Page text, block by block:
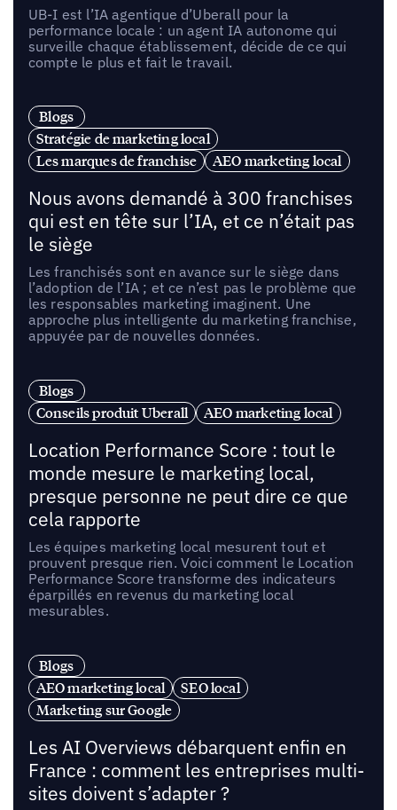
UB-I est l’IA agentique d’Uberall pour la
performance locale : un agent IA autonome qui
surveille chaque établissement, décide de ce qui
compte le plus et fait le travail.
Blogs
Stratégie de marketing local
Les marques de franchise
AEO marketing local
Nous avons demandé à 300 franchises
qui est en tête sur l’IA, et ce n’était pas
le siège
Les franchisés sont en avance sur le siège dans
l’adoption de l’IA ; et ce n’est pas le problème que
les responsables marketing imaginent. Une
approche plus intelligente du marketing franchise,
appuyée par de nouvelles données.
Blogs
Conseils produit Uberall
AEO marketing local
Location Performance Score : tout le
monde mesure le marketing local,
presque personne ne peut dire ce que
cela rapporte
Les équipes marketing local mesurent tout et
prouvent presque rien. Voici comment le Location
Performance Score transforme des indicateurs
éparpillés en revenus du marketing local
mesurables.
Blogs
AEO marketing local
SEO local
Marketing sur Google
Les AI Overviews débarquent enfin en
France : comment les entreprises multi-
sites doivent s’adapter ?